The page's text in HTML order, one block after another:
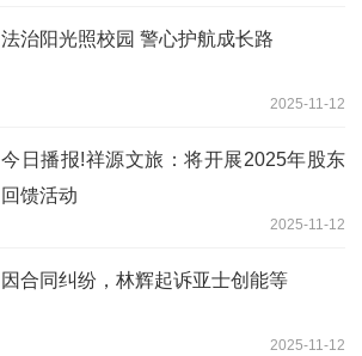
法治阳光照校园 警心护航成长路
2025-11-12
今日播报!祥源文旅：将开展2025年股东
回馈活动
2025-11-12
因合同纠纷，林辉起诉亚士创能等
2025-11-12